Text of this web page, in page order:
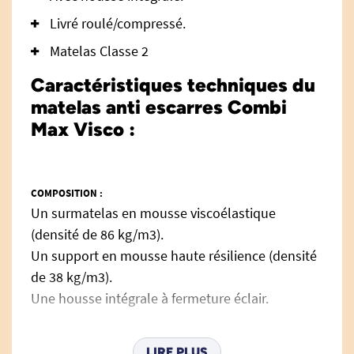
Livré roulé/compressé.
Matelas Classe 2
Caractéristiques techniques du
matelas anti escarres Combi
Max Visco :
COMPOSITION :
Un surmatelas en mousse viscoélastique
(densité de 86 kg/m3).
Un support en mousse haute résilience (densité
de 38 kg/m3).
Une housse intégrale à fermeture éclair.